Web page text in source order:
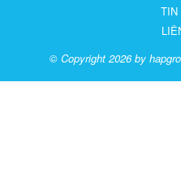
TIN
© Copyright 2026 by